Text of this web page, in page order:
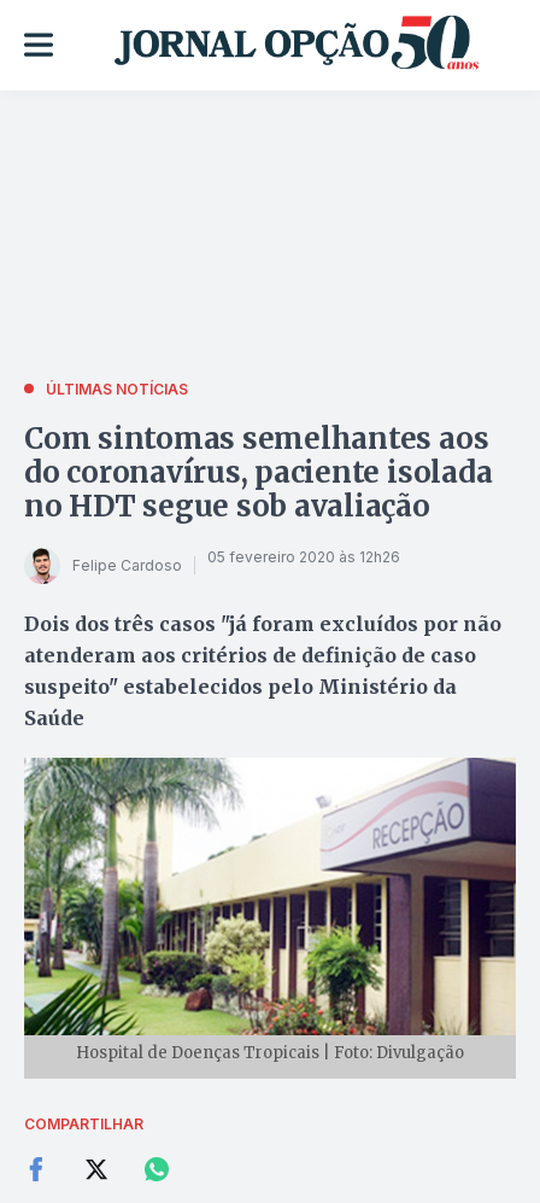
ÚLTIMAS NOTÍCIAS
Com sintomas semelhantes aos
do coronavírus, paciente isolada
no HDT segue sob avaliação
Felipe Cardoso 05 fevereiro 2020 às 12h26
Dois dos três casos "já foram excluídos por não
atenderam aos critérios de definição de caso
suspeito" estabelecidos pelo Ministério da
Saúde
Hospital de Doenças Tropicais | Foto: Divulgação
COMPARTILHAR